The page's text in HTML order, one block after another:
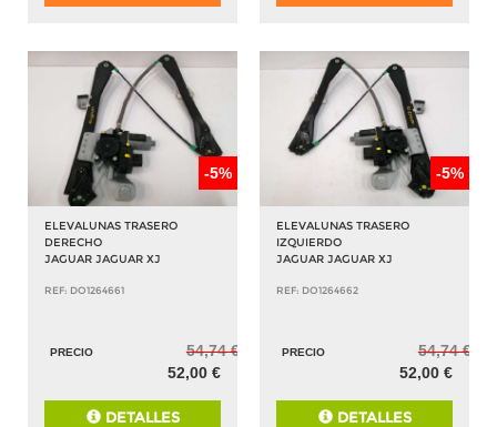
-5%
ELEVALUNAS TRASERO
DERECHO
JAGUAR JAGUAR XJ
REF: DO1264661
PRECIO
54,74 €
52,00 €
DETALLES
-5%
ELEVALUNAS TRASERO
IZQUIERDO
JAGUAR JAGUAR XJ
REF: DO1264662
PRECIO
54,74 €
52,00 €
DETALLES